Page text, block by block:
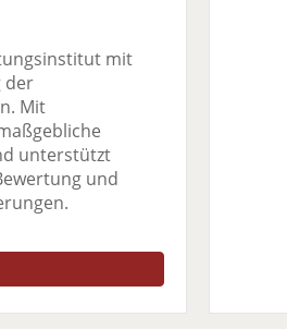
mit
der
Mit
unterstützt
und